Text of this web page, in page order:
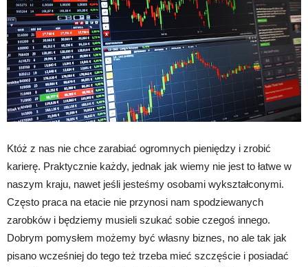
Któż z nas nie chce zarabiać ogromnych pieniędzy i zrobić
karierę. Praktycznie każdy, jednak jak wiemy nie jest to łatwe w
naszym kraju, nawet jeśli jesteśmy osobami wykształconymi.
Często praca na etacie nie przynosi nam spodziewanych
zarobków i będziemy musieli szukać sobie czegoś innego.
Dobrym pomysłem możemy być własny biznes, no ale tak jak
pisano wcześniej do tego też trzeba mieć szczęście i posiadać